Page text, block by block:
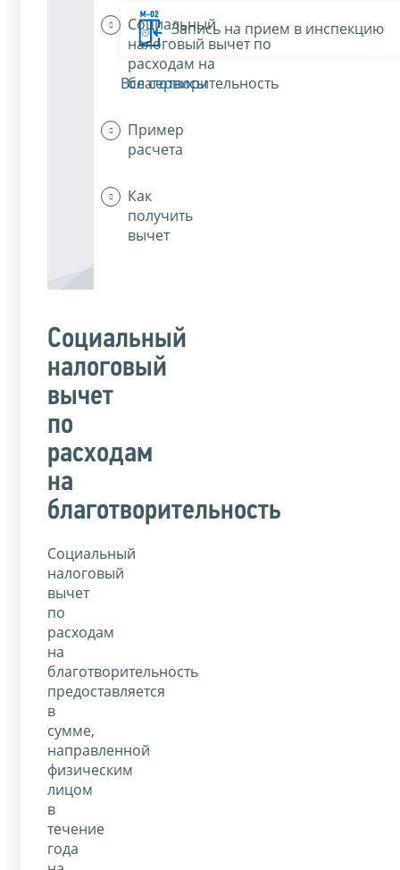
Социальный
налоговый вычет по
расходам на
благотворительность
Пример
расчета
Как
получить
вычет
Социальный
налоговый
вычет
по
расходам
на
благотворительность
Социальный
налоговый
вычет
по
расходам
на
благотворительность
предоставляется
в
сумме,
направленной
физическим
лицом
в
течение
года
Запись на прием в инспекцию
Все сервисы